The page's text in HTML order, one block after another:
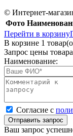
© Интернет-
Фото
Перейти в корзину
В корзине 1
Запрос цены товара
Наименование:
Cогласие с
Отправить запрос
Ваш запрос